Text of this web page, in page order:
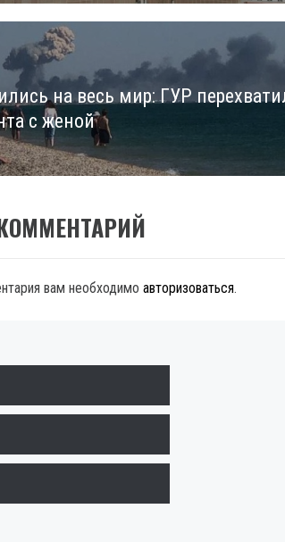
на весь мир: ГУР
с женой
вам необходимо авторизоваться.